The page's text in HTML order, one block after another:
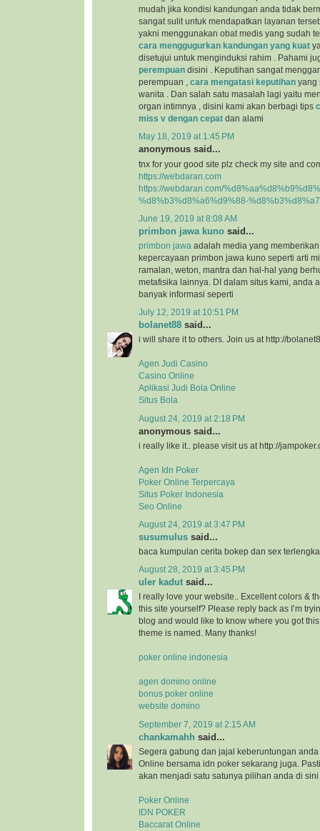
mudah jika kondisi kandungan anda tidak
sangat sulit untuk mendapatkan layanan
yakni menggunakan obat medis yang sudah
cara menggugurkan kandungan yang kuat
disetujui untuk menginduksi rahim . Pahami
perempuan disini . Keputihan sangat
perempuan , cara mengatasi keputihan yang
wanita . Dan salah satu masalah lagi yaitu
organ intimnya , disini kami akan berbagi tips
miss v dengan cepat dan alami
May 18, 2019 at 1:45 PM
anonymous said...
tnx for your good site plz check my site and
https://webdaran.com
https://webdaran.com/
%d8%b3%d8%a6%d9%88-
June 19, 2019 at 8:08 AM
primbon jawa kuno said...
primbon jawa adalah media yang
kepercayaan primbon jawa kuno seperti arti
ramalan, weton, mantra dan hal-hal yang
metafisika lainnya. DI dalam situs kami, anda
banyak informasi seperti
July 12, 2019 at 10:51 PM
bolanet88 said...
i will share it to others. Join us at http://
Agen Judi Casino
Casino Online
Aplikasi Judi Bola Online
Situs Bola
August 24, 2019 at 2:18 PM
anonymous said...
i really like it.. please visit us at http://
Agen Idn Poker
Poker Online Terpercaya
Situs Poker Indonesia
Seo Online
August 24, 2019 at 3:47 PM
susumulus said...
baca kumpulan cerita bokep dan sex
August 28, 2019 at 3:45 PM
uler kadut said...
I really love your website.. Excellent colors &
this site yourself? Please reply back as I’m
blog and would like to know where you got
theme is named. Many thanks!
poker online indonesia
agen domino online
bonus poker online
website domino
September 7, 2019 at 2:15 AM
chankamahh said...
Segera gabung dan jajal keberuntungan
Online bersama idn poker sekarang juga.
akan menjadi satu satunya pilihan anda di sini
Poker Online
IDN POKER
Baccarat Online